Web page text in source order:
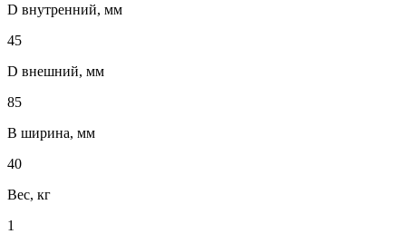
D внутренний, мм
45
D внешний, мм
85
B ширина, мм
40
Вес, кг
1